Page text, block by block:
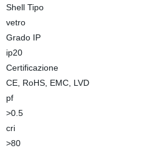
Shell Tipo
vetro
Grado IP
ip20
Certificazione
CE, RoHS, EMC, LVD
pf
>0.5
cri
>80